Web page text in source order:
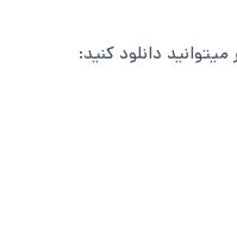
دانلود کنید: